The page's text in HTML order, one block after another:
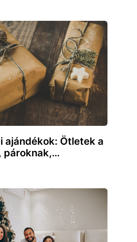
ajándékok: Ötletek a
pároknak,…